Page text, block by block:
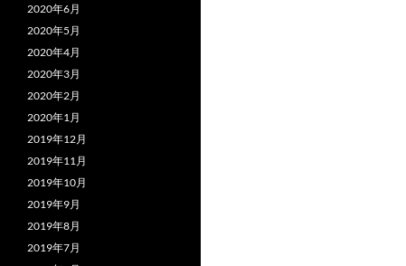
2020年6月
2020年5月
2020年4月
2020年3月
2020年2月
2020年1月
2019年12月
2019年11月
2019年10月
2019年9月
2019年8月
2019年7月